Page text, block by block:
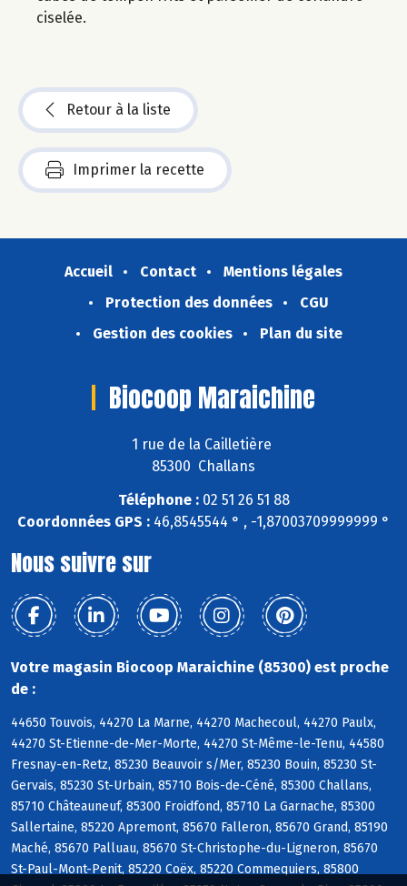
ciselée.
Retour à la liste
Imprimer la recette
Accueil Contact
Mentions légales
Protection des données
CGU
Gestion des cookies
Plan du site
Biocoop Maraichine
1 rue de la Cailletière
85300 Challans
Téléphone :02 51 26 51 88
Coordonnées GPS : 46,8545544 ° , -1,87003709999999 °
Nous suivre sur
Votre magasin Biocoop Maraichine (85300) est proche
de :
44650 Touvois, 44270 La Marne, 44270 Machecoul, 44270 Paulx,
44270 St-Etienne-de-Mer-Morte, 44270 St-Même-le-Tenu, 44580
Fresnay-en-Retz, 85230 Beauvoir s/Mer, 85230 Bouin, 85230 St-
Gervais, 85230 St-Urbain, 85710 Bois-de-Céné, 85300 Challans,
85710 Châteauneuf, 85300 Froidfond, 85710 La Garnache, 85300
Sallertaine, 85220 Apremont, 85670 Falleron, 85670 Grand, 85190
Maché, 85670 Palluau, 85670 St-Christophe-du-Ligneron, 85670
St-Paul-Mont-Penit, 85220 Coëx, 85220 Commequiers, 85800